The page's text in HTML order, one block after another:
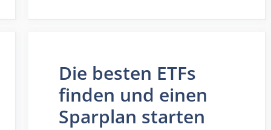
Die besten ETFs
finden und einen
Sparplan starten